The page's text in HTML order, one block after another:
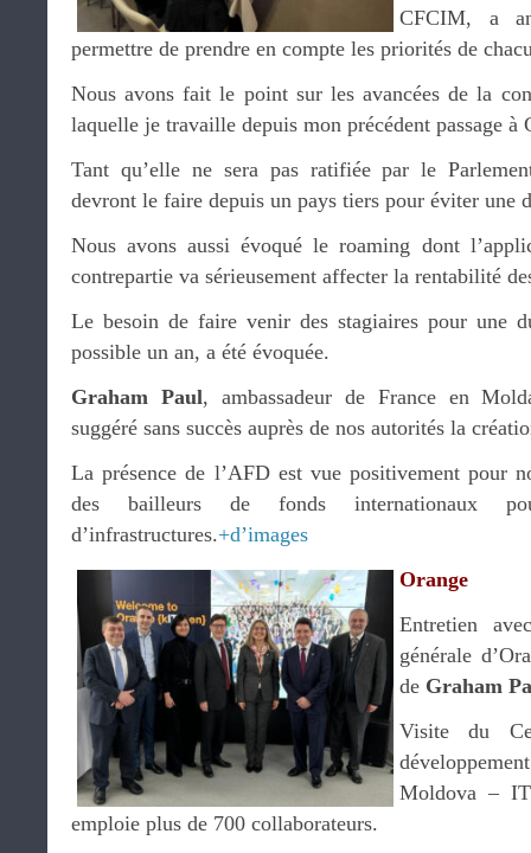
CFCIM, a
permettre de prendre en compte les priorités de
Nous avons fait le point sur les avancées de la
laquelle je travaille depuis mon précédent passage à
Tant qu’elle ne sera pas ratifiée par le
devront le faire depuis un pays tiers pour éviter une
Nous avons aussi évoqué le roaming dont
contrepartie va sérieusement affecter la rentabilité
Le besoin de faire venir des stagiaires pour une
possible un an, a été évoquée.
Graham Paul, ambassadeur de France en
suggéré sans succès auprès de nos autorités la
La présence de l’AFD est vue positivement pour
des bailleurs de fonds internationaux
d’infrastructures.+d’images
Orange
Entretien
générale
de Graham
Visite du
Moldova –
emploie plus de 700 collaborateurs.